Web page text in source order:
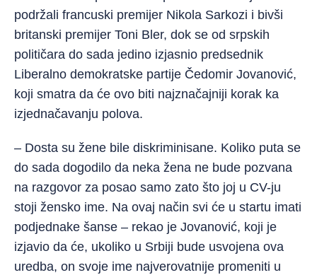
podržali francuski premijer Nikola Sarkozi i bivši
britanski premijer Toni Bler, dok se od srpskih
političara do sada jedino izjasnio predsednik
Liberalno demokratske partije Čedomir Jovanović,
koji smatra da će ovo biti najznačajniji korak ka
izjednačavanju polova.
– Dosta su žene bile diskriminisane. Koliko puta se
do sada dogodilo da neka žena ne bude pozvana
na razgovor za posao samo zato što joj u CV-ju
stoji žensko ime. Na ovaj način svi će u startu imati
podjednake šanse – rekao je Jovanović, koji je
izjavio da će, ukoliko u Srbiji bude usvojena ova
uredba, on svoje ime najverovatnije promeniti u